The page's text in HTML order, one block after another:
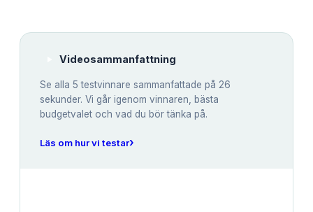
Videosammanfattning
Se alla 5 testvinnare sammanfattade på 26
sekunder. Vi går igenom vinnaren, bästa
budgetvalet och vad du bör tänka på.
Läs om hur vi testar›